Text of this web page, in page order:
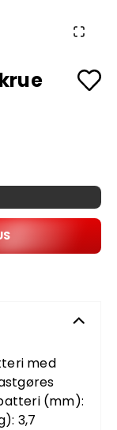
med
(mm):
3,7